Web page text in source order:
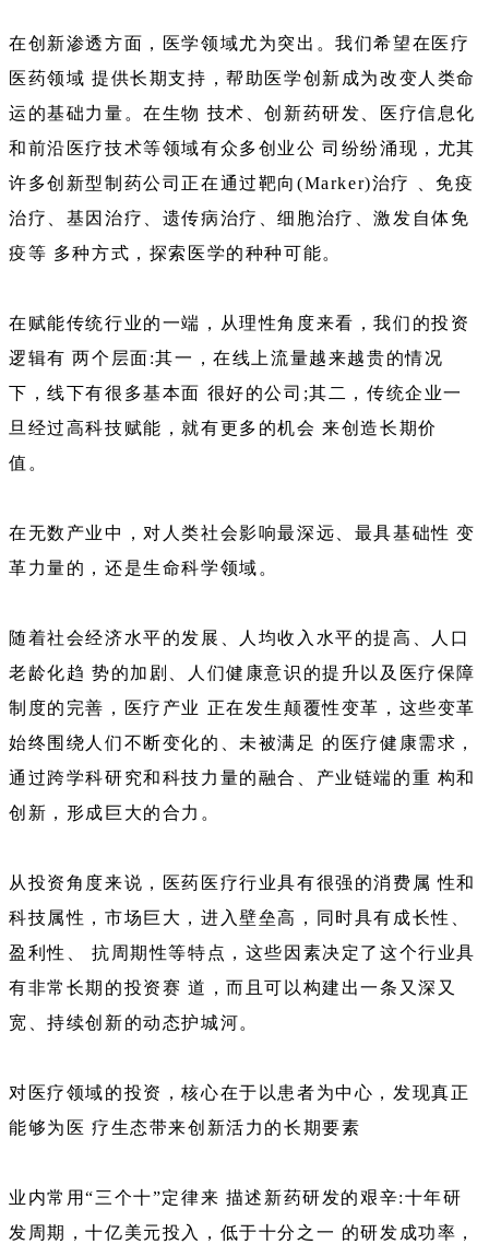
在创新渗透方面，医学领域尤为突出。我们希望在医疗
医药领域 提供长期支持，帮助医学创新成为改变人类命
运的基础力量。在生物 技术、创新药研发、医疗信息化
和前沿医疗技术等领域有众多创业公 司纷纷涌现，尤其
许多创新型制药公司正在通过靶向(Marker)治疗 、免疫
治疗、基因治疗、遗传病治疗、细胞治疗、激发自体免
疫等 多种方式，探索医学的种种可能。
在赋能传统行业的一端，从理性角度来看，我们的投资
逻辑有 两个层面:其一，在线上流量越来越贵的情况
下，线下有很多基本面 很好的公司;其二，传统企业一
旦经过高科技赋能，就有更多的机会 来创造长期价
值。
在无数产业中，对人类社会影响最深远、最具基础性 变
革力量的，还是生命科学领域。
随着社会经济水平的发展、人均收入水平的提高、人口
老龄化趋 势的加剧、人们健康意识的提升以及医疗保障
制度的完善，医疗产业 正在发生颠覆性变革，这些变革
始终围绕人们不断变化的、未被满足 的医疗健康需求，
通过跨学科研究和科技力量的融合、产业链端的重 构和
创新，形成巨大的合力。
从投资角度来说，医药医疗行业具有很强的消费属 性和
科技属性，市场巨大，进入壁垒高，同时具有成长性、
盈利性、 抗周期性等特点，这些因素决定了这个行业具
有非常长期的投资赛 道，而且可以构建出一条又深又
宽、持续创新的动态护城河。
对医疗领域的投资，核心在于以患者为中心，发现真正
能够为医 疗生态带来创新活力的长期要素
业内常用“三个十”定律来 描述新药研发的艰辛:十年研
发周期，十亿美元投入，低于十分之一 的研发成功率，